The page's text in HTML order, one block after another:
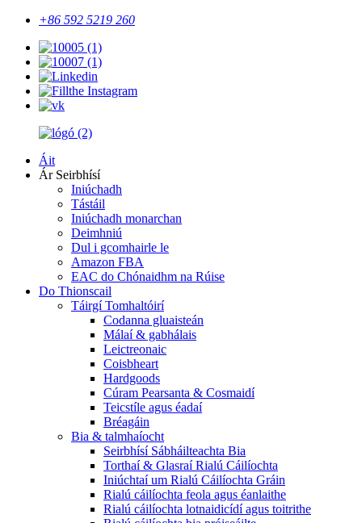
+86 592 5219 260
Áit
Ár Seirbhísí
Iniúchadh
Tástáil
Iniúchadh monarchan
Deimhniú
Dul i gcomhairle le
Amazon FBA
EAC do Chónaidhm na Rúise
Do Thionscail
Táirgí Tomhaltóirí
Codanna gluaisteán
Málaí & gabhálais
Leictreonaic
Coisbheart
Hardgoods
Cúram Pearsanta & Cosmaidí
Teicstíle agus éadaí
Bréagáin
Bia & talmhaíocht
Seirbhísí Sábháilteachta Bia
Torthaí & Glasraí Rialú Cáilíochta
Iniúchtaí um Rialú Cáilíochta Gráin
Rialú cáilíochta feola agus éanlaithe
Rialú cáilíochta lotnaidicídí agus toitrithe